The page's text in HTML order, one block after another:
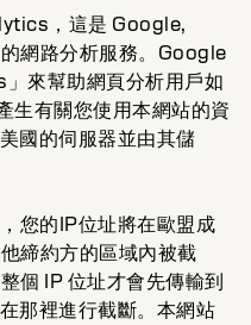
，這是 Google,
網路分析服務。Google
來幫助網頁分析用戶如
生有關您使用本網站的資
國的伺服器並由其儲
您的IP位址將在歐盟成
締約方的區域內被截
個 IP 位址才會先傳輸到
那裡進行截斷。本網站